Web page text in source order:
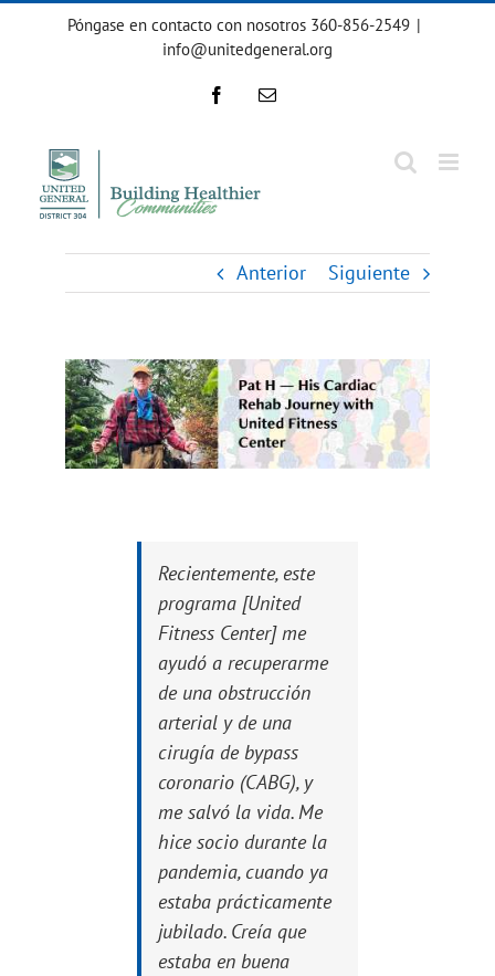
Póngase en contacto con nosotros 360-856-2549 |
info@unitedgeneral.org
FacebookCorreo
Anterior Siguiente
Ver
imagen
más
grande
Recientemente, este
programa [United
Fitness Center] me
ayudó a recuperarme
de una obstrucción
arterial y de una
cirugía de bypass
coronario (CABG), y
me salvó la vida. Me
hice socio durante la
pandemia, cuando ya
estaba prácticamente
jubilado. Creía que
estaba en buena